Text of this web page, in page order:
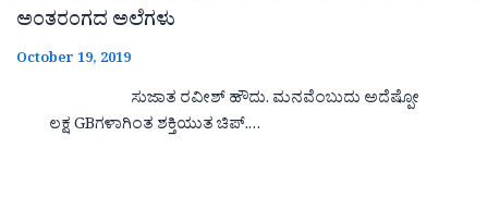
ಅಂತರಂಗದ ಅಲೆಗಳು
October 19, 2019
ಸುಜಾತ ರವೀಶ್ ಹೌದು. ಮನವೆಂಬುದು ಅದೆಷ್ಪೋ
ಲಕ್ಷ GBಗಳಾಗಿಂತ ಶಕ್ತಿಯುತ ಚಿಪ್.…